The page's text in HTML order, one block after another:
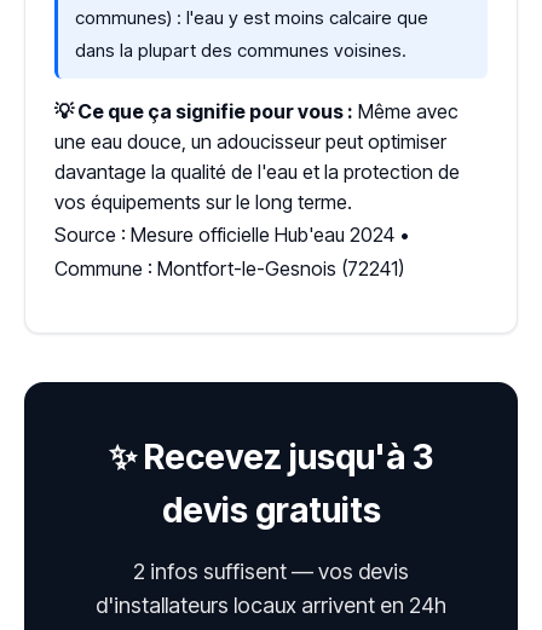
communes) : l'eau y est moins calcaire que
dans la plupart des communes voisines.
💡 Ce que ça signifie pour vous : Même avec
une eau douce, un adoucisseur peut optimiser
davantage la qualité de l'eau et la protection de
vos équipements sur le long terme.
Source : Mesure officielle Hub'eau 2024 •
Commune : Montfort-le-Gesnois (72241)
✨ Recevez jusqu'à 3
devis gratuits
2 infos suffisent — vos devis
d'installateurs locaux arrivent en 24h